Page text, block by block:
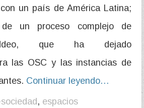
un país de América Latina;
un proceso complejo de
que ha dejado
las OSC y las instancias de
Continuar leyendo…
, espacios